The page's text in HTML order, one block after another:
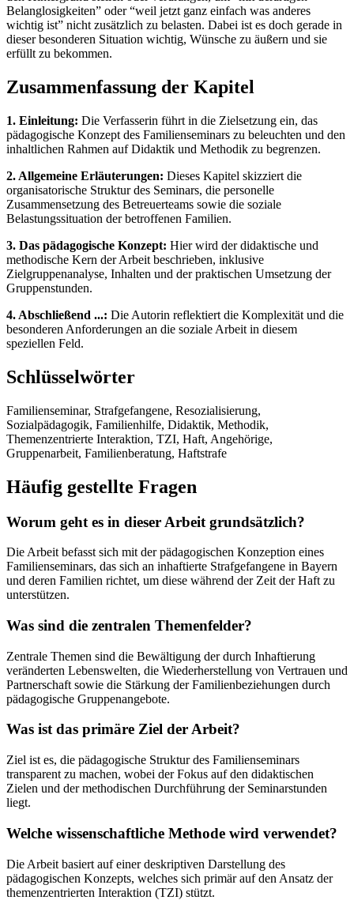
Belanglosigkeiten” oder “weil jetzt ganz einfach was anderes
wichtig ist” nicht zusätzlich zu belasten. Dabei ist es doch gerade in
dieser besonderen Situation wichtig, Wünsche zu äußern und sie
erfüllt zu bekommen.
Zusammenfassung der Kapitel
1. Einleitung: Die Verfasserin führt in die Zielsetzung ein, das
pädagogische Konzept des Familienseminars zu beleuchten und den
inhaltlichen Rahmen auf Didaktik und Methodik zu begrenzen.
2. Allgemeine Erläuterungen: Dieses Kapitel skizziert die
organisatorische Struktur des Seminars, die personelle
Zusammensetzung des Betreuerteams sowie die soziale
Belastungssituation der betroffenen Familien.
3. Das pädagogische Konzept: Hier wird der didaktische und
methodische Kern der Arbeit beschrieben, inklusive
Zielgruppenanalyse, Inhalten und der praktischen Umsetzung der
Gruppenstunden.
4. Abschließend ...: Die Autorin reflektiert die Komplexität und die
besonderen Anforderungen an die soziale Arbeit in diesem
speziellen Feld.
Schlüsselwörter
Familienseminar, Strafgefangene, Resozialisierung,
Sozialpädagogik, Familienhilfe, Didaktik, Methodik,
Themenzentrierte Interaktion, TZI, Haft, Angehörige,
Gruppenarbeit, Familienberatung, Haftstrafe
Häufig gestellte Fragen
Worum geht es in dieser Arbeit grundsätzlich?
Die Arbeit befasst sich mit der pädagogischen Konzeption eines
Familienseminars, das sich an inhaftierte Strafgefangene in Bayern
und deren Familien richtet, um diese während der Zeit der Haft zu
unterstützen.
Was sind die zentralen Themenfelder?
Zentrale Themen sind die Bewältigung der durch Inhaftierung
veränderten Lebenswelten, die Wiederherstellung von Vertrauen und
Partnerschaft sowie die Stärkung der Familienbeziehungen durch
pädagogische Gruppenangebote.
Was ist das primäre Ziel der Arbeit?
Ziel ist es, die pädagogische Struktur des Familienseminars
transparent zu machen, wobei der Fokus auf den didaktischen
Zielen und der methodischen Durchführung der Seminarstunden
liegt.
Welche wissenschaftliche Methode wird verwendet?
Die Arbeit basiert auf einer deskriptiven Darstellung des
pädagogischen Konzepts, welches sich primär auf den Ansatz der
themenzentrierten Interaktion (TZI) stützt.